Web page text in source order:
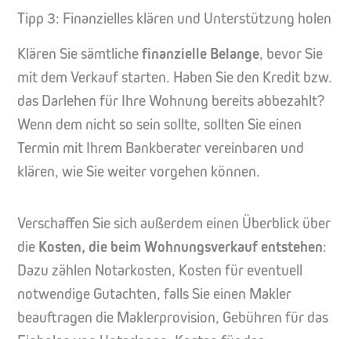
Tipp 3: Finanzielles klären und Unterstützung holen
Klären Sie sämtlichefinanzielle Belange, bevor Sie
mit dem Verkauf starten. Haben Sie den Kredit bzw.
das Darlehen für Ihre Wohnung bereits abbezahlt?
Wenn dem nicht so sein sollte, sollten Sie einen
Termin mit Ihrem Bankberater vereinbaren und
klären, wie Sie weiter vorgehen können.
Verschaffen Sie sich außerdem einen Überblick über
die Kosten, die beim Wohnungsverkauf entstehen:
Dazu zählen Notarkosten, Kosten für eventuell
notwendige Gutachten, falls Sie einen Makler
beauftragen die Maklerprovision, Gebühren für das